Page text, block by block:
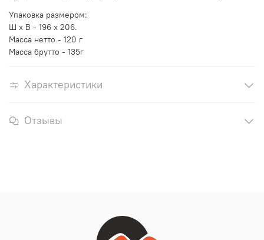
Упаковка размером:
Ш х В - 196 х 206.
Масса нетто - 120 г
Масса брутто - 135г
Характеристики
Отзывы